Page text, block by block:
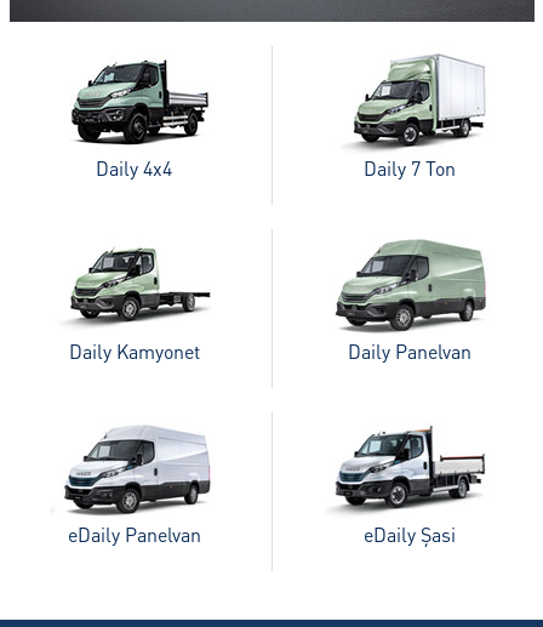
KİRALAMA HİZMETLERİ
ONLINE RANDEVU
GÖRÜŞ ÖNERİ FORMU
Daily 4x4 Daily 7 Ton
Daily Kamyonet Daily Panelvan
eDaily Panelvan eDaily Şasi